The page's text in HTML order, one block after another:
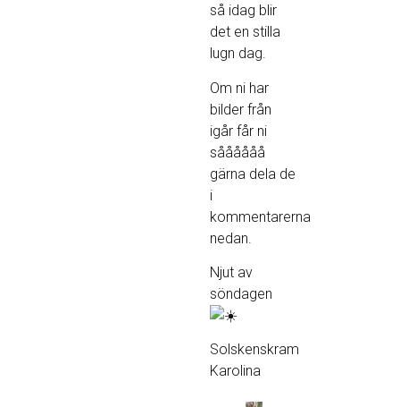
så idag blir
det en stilla
lugn dag.
Om ni har
bilder från
igår får ni
såååååå
gärna dela de
i
kommentarerna
nedan.
Njut av
söndagen
Solskenskram
Karolina